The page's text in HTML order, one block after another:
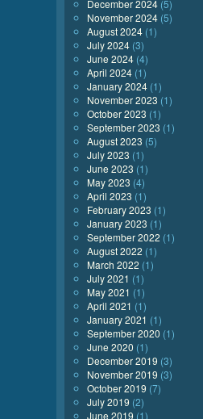
December 2024 (5)
November 2024 (5)
August 2024 (1)
July 2024 (3)
June 2024 (4)
April 2024 (1)
January 2024 (1)
November 2023 (1)
October 2023 (1)
September 2023 (1)
August 2023 (5)
July 2023 (1)
June 2023 (1)
May 2023 (4)
April 2023 (1)
February 2023 (1)
January 2023 (1)
September 2022 (1)
August 2022 (1)
March 2022 (1)
July 2021 (1)
May 2021 (1)
April 2021 (1)
January 2021 (1)
September 2020 (1)
June 2020 (1)
December 2019 (3)
November 2019 (3)
October 2019 (7)
July 2019 (2)
June 2019 (1)